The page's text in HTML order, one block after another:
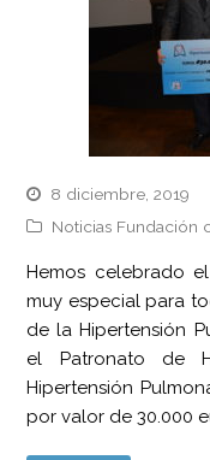
8 diciembre, 2019
Noticias Fundación
Hemos celebrado
muy especial para
de la Hipertensión
el Patronato de
Hipertensión
por valor de 30.000